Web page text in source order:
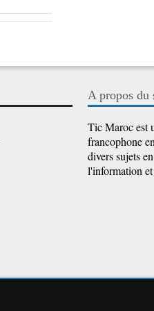
A propos du
Tic Maroc est
francophone
divers sujets
l'information